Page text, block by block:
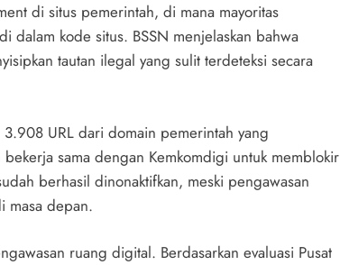
di situs pemerintah, di mana mayoritas
dalam kode situs. BSSN menjelaskan bahwa
tautan ilegal yang sulit terdeteksi secara
URL dari domain pemerintah yang
sama dengan Kemkomdigi untuk memblokir
berhasil dinonaktifkan, meski pengawasan
masa depan.
ruang digital. Berdasarkan evaluasi Pusat